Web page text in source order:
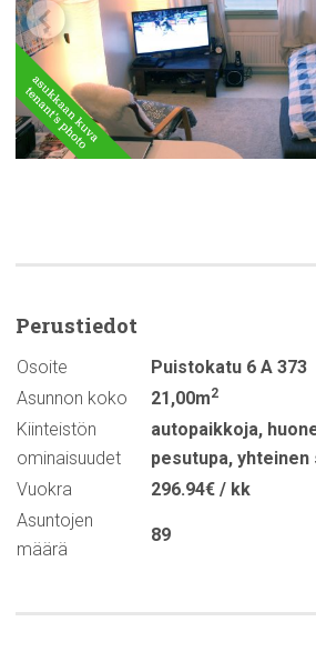
Perustiedot
Osoite
Puistokatu 6 A 373
Asunnon koko
21,00m2
Kiinteistön
ominaisuudet
autopaikkoja,
pesutupa, yhteinen
Vuokra
296.94€ / kk
Asuntojen
määrä
89